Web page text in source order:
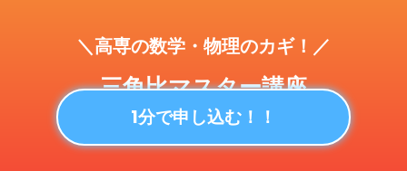
＼高専の数学・物理のカギ！／
三角比マスター講座
1分で申し込む！！